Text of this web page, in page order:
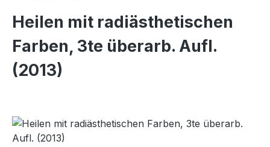
Heilen mit radiästhetischen
Farben, 3te überarb. Aufl.
(2013)
Bildergalerie überspringen